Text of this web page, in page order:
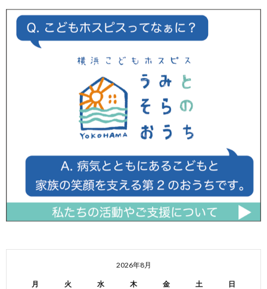
2026年8月
月 火 水 木 金 土 日